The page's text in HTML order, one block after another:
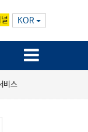
KOR
비스